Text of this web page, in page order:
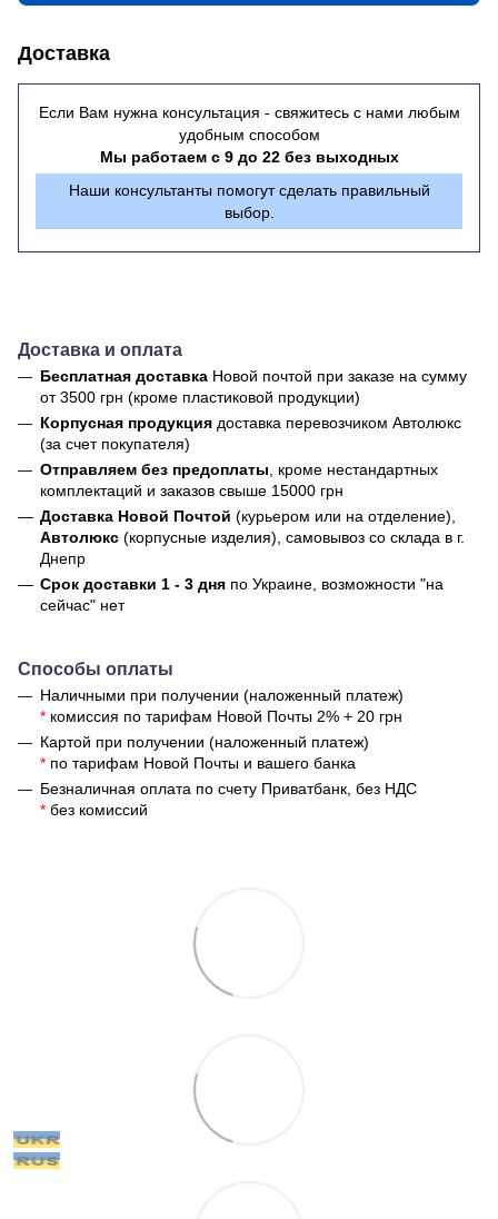
Доставка
Если Вам нужна консультация - свяжитесь с нами любым
удобным способом
Мы работаем с 9 до 22 без выходных
Наши консультанты помогут сделать правильный
выбор.
Доставка и оплата
Бесплатная доставка Новой почтой при заказе на сумму
от 3500 грн (кроме пластиковой продукции)
Корпусная продукция доставка перевозчиком Автолюкс
(за счет покупателя)
Отправляем без предоплаты , кроме нестандартных
комплектаций и заказов свыше 15000 грн
Доставка Новой Почтой (курьером или на отделение),
Автолюкс (корпусные изделия), самовывоз со склада в г.
Днепр
Срок доставки 1 - 3 дня по Украине, возможности "на
сейчас" нет
Способы оплаты
Наличными при получении (наложенный платеж)
* комиссия по тарифам Новой Почты 2% + 20 грн
Картой при получении (наложенный платеж)
* по тарифам Новой Почты и вашего банка
Безналичная оплата по счету Приватбанк, без НДС
* без комиссий